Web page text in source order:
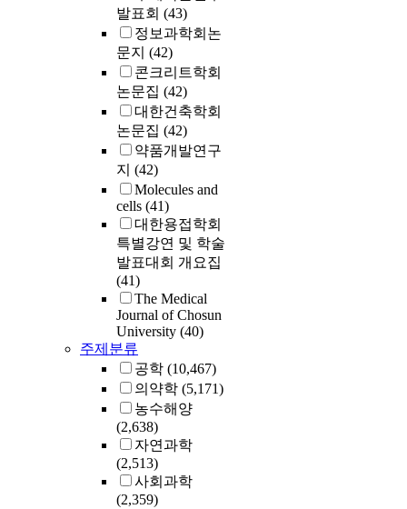
발표회 (43)
정보과학회논
문지 (42)
콘크리트학회
논문집 (42)
대한건축학회
논문집 (42)
약품개발연구
지 (42)
Molecules and
cells (41)
대한용접학회
특별강연 및 학술
발표대회 개요집
(41)
The Medical
Journal of Chosun
University (40)
주제분류
공학 (10,467)
의약학 (5,171)
농수해양
(2,638)
자연과학
(2,513)
사회과학
(2,359)